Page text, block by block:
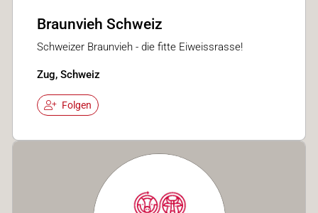
Braunvieh Schweiz
Schweizer Braunvieh - die fitte Eiweissrasse!
Zug, Schweiz
Folgen